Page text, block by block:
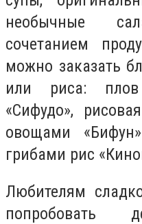
необычные
сочетанием
можно заказать
или риса:
«Сифудо»,
овощами
грибами рис
Любителям
попробовать